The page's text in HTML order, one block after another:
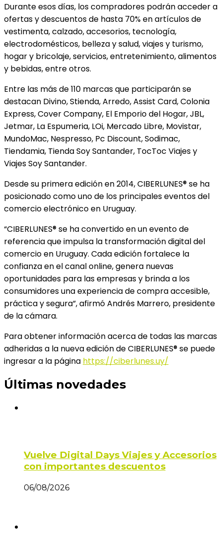
Durante esos días, los compradores podrán acceder a
ofertas y descuentos de hasta 70% en artículos de
vestimenta, calzado, accesorios, tecnología,
electrodomésticos, belleza y salud, viajes y turismo,
hogar y bricolaje, servicios, entretenimiento, alimentos
y bebidas, entre otros.
Entre las más de 110 marcas que participarán se
destacan Divino, Stienda, Arredo, Assist Card, Colonia
Express, Cover Company, El Emporio del Hogar, JBL,
Jetmar, La Espumeria, LOi, Mercado Libre, Movistar,
MundoMac, Nespresso, Pc Discount, Sodimac,
Tiendamia, Tienda Soy Santander, TocToc Viajes y
Viajes Soy Santander.
Desde su primera edición en 2014, CIBERLUNES® se ha
posicionado como uno de los principales eventos del
comercio electrónico en Uruguay.
“CIBERLUNES® se ha convertido en un evento de
referencia que impulsa la transformación digital del
comercio en Uruguay. Cada edición fortalece la
confianza en el canal online, genera nuevas
oportunidades para las empresas y brinda a los
consumidores una experiencia de compra accesible,
práctica y segura”, afirmó Andrés Marrero, presidente
de la cámara.
Para obtener información acerca de todas las marcas
adheridas a la nueva edición de CIBERLUNES® se puede
ingresar a la página https://ciberlunes.uy/
Últimas novedades
Vuelve Digital Days Viajes y Accesorios
con importantes descuentos
06/08/2026